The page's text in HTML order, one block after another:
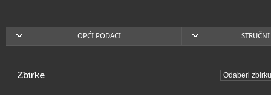
OPĆI PODACI
Zbirke